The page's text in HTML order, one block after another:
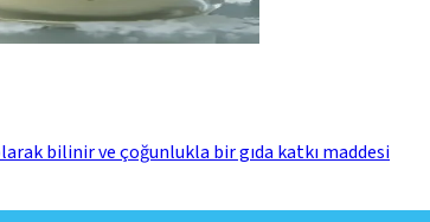
bilinir ve çoğunlukla bir gıda katkı maddesi